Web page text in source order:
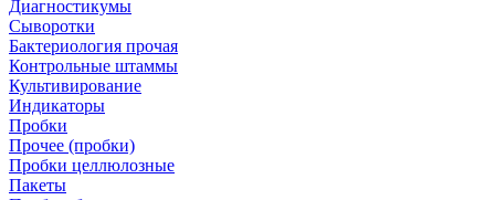
Диагностикумы
Сыворотки
Бактериология прочая
Контрольные штаммы
Культивирование
Индикаторы
Пробки
Прочее (пробки)
Пробки целлюлозные
Пакеты